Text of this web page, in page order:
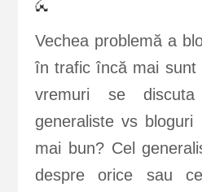
Vechea problemă a
în trafic încă mai sunt
vremuri se
generaliste vs
mai bun? Cel
despre orice sau